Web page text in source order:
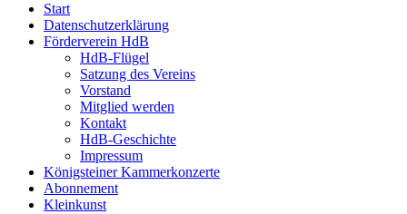
Start
Datenschutzerklärung
Förderverein HdB
HdB-Flügel
Satzung des Vereins
Vorstand
Mitglied werden
Kontakt
HdB-Geschichte
Impressum
Königsteiner Kammerkonzerte
Abonnement
Kleinkunst